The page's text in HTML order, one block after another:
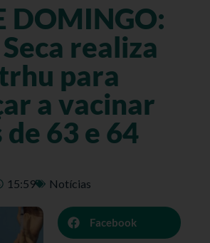
DOMINGO:
realiza
para
a vacinar
de 63 e 64
15:59 Notícias
Facebook